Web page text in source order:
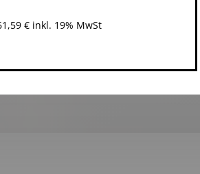
€ inkl. 19% MwSt